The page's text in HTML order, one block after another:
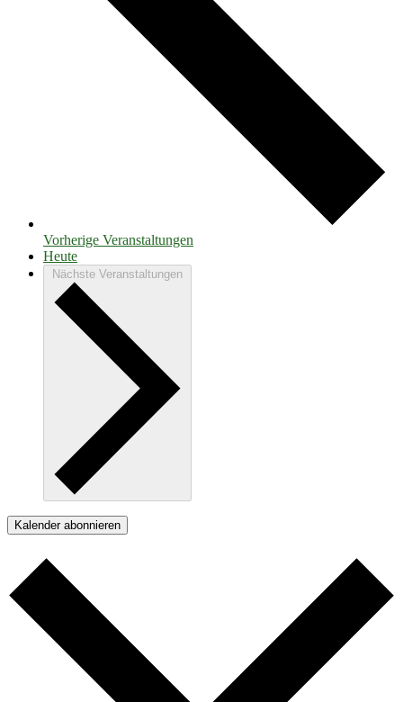
Vorherige Veranstaltungen
Heute
Nächste Veranstaltungen
Kalender abonnieren